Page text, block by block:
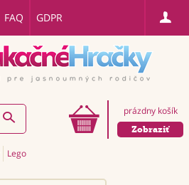
FAQ GDPR
prázdny košík
Zobraziť
Lego